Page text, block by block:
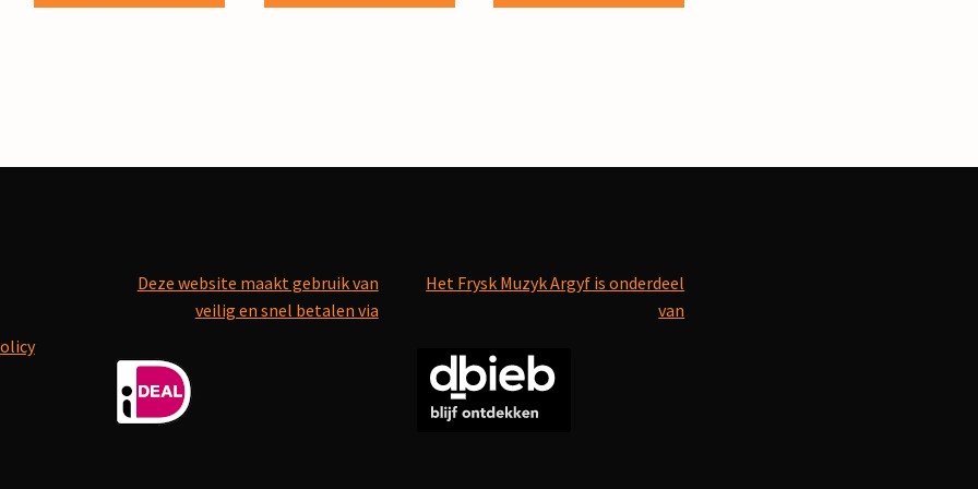
Deze website maakt gebruik van
veilig en snel betalen via
Het Frysk Muzyk Argyf is onderdeel
van